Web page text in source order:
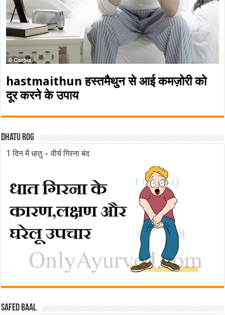
hastmaithun हस्तमैथुन से आई कमज़ोरी को
दूर करने के उपाय
Dhatu rog
1 दिन में धातु – वीर्य गिरना बंद
Safed baal